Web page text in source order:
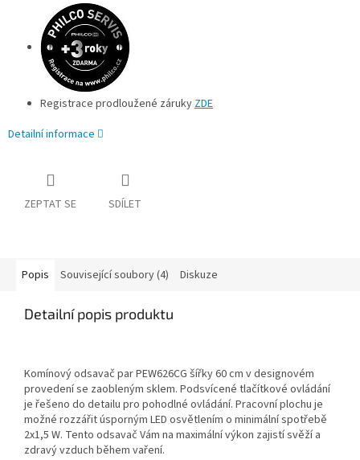
Registrace prodloužené zárukyZDE
Detailní informace
ZEPTAT SE SDÍLET
Popis Související soubory (4) Diskuze
Detailní popis produktu
Komínový odsavač par PEW626CG šířky 60 cm v designovém
provedení se zaobleným sklem. Podsvícené tlačítkové ovládání
je řešeno do detailu pro pohodlné ovládání. Pracovní plochu je
možné rozzářit úsporným LED osvětlením o minimální spotřebě
2x1,5 W. Tento odsavač Vám na maximální výkon zajistí svěží a
zdravý vzduch během vaření.